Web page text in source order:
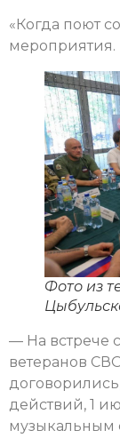
«Когда поют
мероприятия.
Фото из
— На встрече
ветеранов
действий, 1
музыкальным